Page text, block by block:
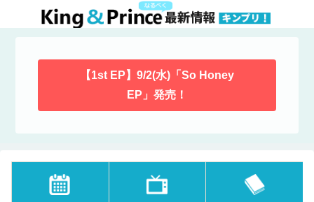
【1st EP】9/2(水)「So Honey
EP」発売！